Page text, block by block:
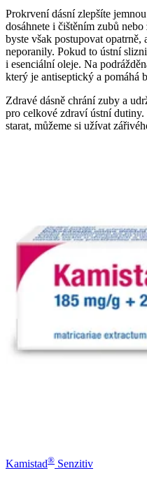
Prokrvení dásní zlepšíte
dosáhnete i čištěním zubů
byste však postupovat opatrně,
neporanily. Pokud to ústní
i esenciální oleje. Na
který je antiseptický a pomáhá
Zdravé dásně chrání zuby a
pro celkové zdraví ústní dutiny.
starat, můžeme si užívat
Kamistad® Senzitiv